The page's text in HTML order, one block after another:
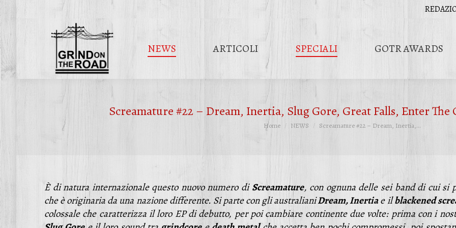
NEWS ARTICOLI SPECIALI GOTR AWARDS
Screamature #22 – Dream, Inertia, Slug Gore, Great Falls, Enter The
Tu sei qui:
Home NEWS Screamature #22 – Dream, Inertia,…
È di natura internazionale questo nuovo numero diScreamature, con ognuna delle sei band di cui si
che è originaria da una nazione differente. Si parte con gli australianiDream, Inertiae ilblackened
colossale che caratterizza il loro EP di debutto, per poi cambiare continente due volte: prima con i